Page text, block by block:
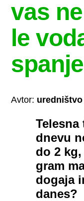
vas
le
spanje
Avtor: uredništvo
Telesna
dnevu
do 2
gram
dogaja
danes?